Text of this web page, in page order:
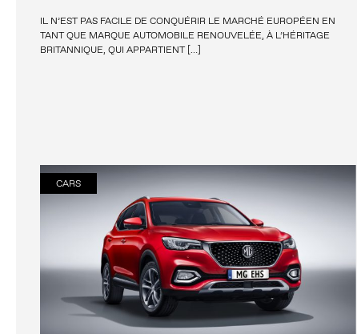
IL N’EST PAS FACILE DE CONQUÉRIR LE MARCHÉ EUROPÉEN EN
TANT QUE MARQUE AUTOMOBILE RENOUVELÉE, À L’HÉRITAGE
BRITANNIQUE, QUI APPARTIENT […]
CARS